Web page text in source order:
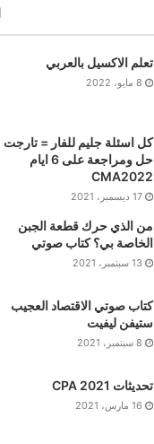
تعلم الاكسيل بالعربي
8 مايو، 2022
كل اسئلة جليم للفار = تارجت
حل ومراجعة على 6 ايام
CMA2022
17 ديسمبر، 2021
من الذي حرك قطعة الجبن
الخاصة بي؟ كتاب صوتي
13 سبتمبر، 2021
كتاب صوتي الاقتصاد العجيب
ستيفن ليفيت
8 سبتمبر، 2021
تحديثات CPA 2021
16 مارس، 2021